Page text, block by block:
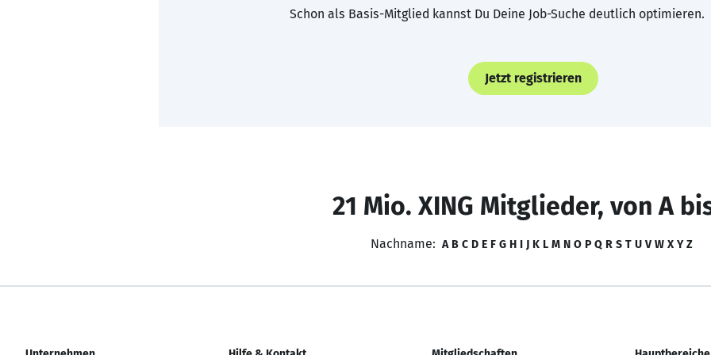
Schon als Basis-Mitglied kannst Du Deine Job-Suche deutlich optimieren.
Jetzt registrieren
21 Mio. XING Mitglieder, von A
Nachname: A B C D E F G H I J K L M N O P Q R S T U V W X Y Z